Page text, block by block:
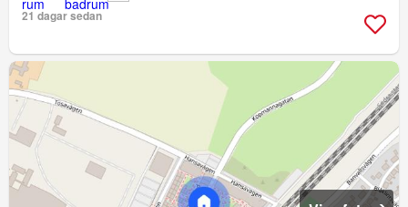
21 dagar sedan